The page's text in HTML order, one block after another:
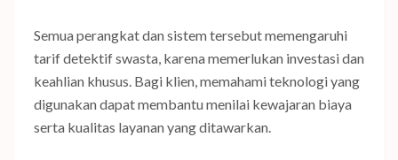
Semua perangkat dan sistem tersebut memengaruhi
tarif detektif swasta, karena memerlukan investasi dan
keahlian khusus. Bagi klien, memahami teknologi yang
digunakan dapat membantu menilai kewajaran biaya
serta kualitas layanan yang ditawarkan.